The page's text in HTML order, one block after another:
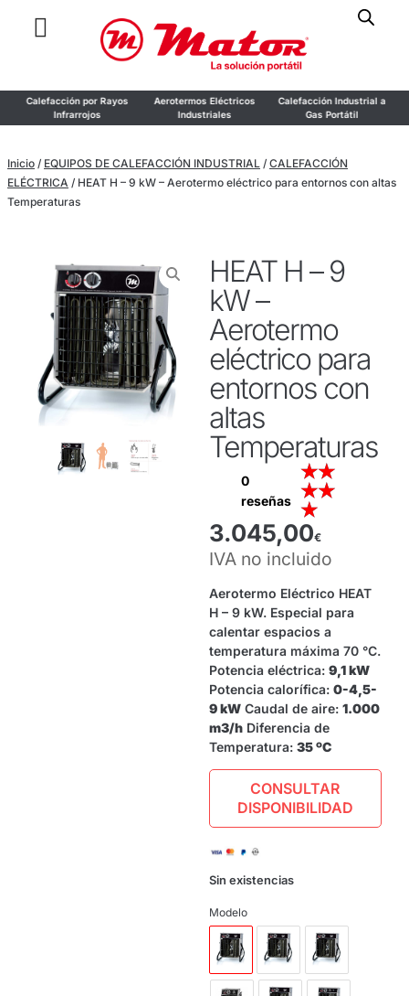
Calefacción por Rayos
Infrarrojos
Aerotermos Eléctricos
Industriales
Calefacción Industrial a
Gas Portátil
Inicio / EQUIPOS DE CALEFACCIÓN INDUSTRIAL / CALEFACCIÓN
ELÉCTRICA / HEAT H – 9 kW – Aerotermo eléctrico para entornos con altas
Temperaturas
HEAT H – 9
kW –
Aerotermo
eléctrico para
entornos con
altas
Temperaturas
0
reseñas
★★
★★
★
3.045,00€
IVA no incluido
Aerotermo Eléctrico HEAT
H – 9 kW. Especial para
calentar espacios a
temperatura máxima 70 °C.
Potencia eléctrica: 9,1 kW
Potencia calorífica: 0-4,5-
9 kWCaudal de aire: 1.000
m3/hDiferencia de
Temperatura: 35 ºC
CONSULTAR
DISPONIBILIDAD
Sin existencias
Modelo